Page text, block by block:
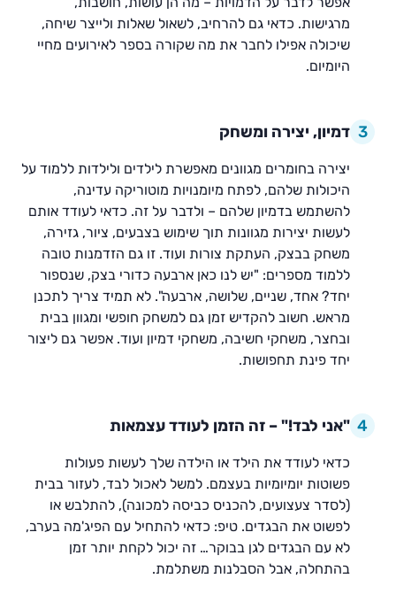
מרגישות. כדאי גם להרחיב, לשאול שאלות ולייצר שיחה,
שיכולה אפילו לחבר את מה שקורה בספר לאירועים מחיי
היומיום.
3 דמיון, יצירה ומשחק
יצירה בחומרים מגוונים מאפשרת לילדים ולילדות ללמוד על
היכולות שלהם, לפתח מיומנויות מוטוריקה עדינה,
להשתמש בדמיון שלהם – ולדבר על זה. כדאי לעודד אותם
לעשות יצירות מגוונות תוך שימוש בצבעים, ציור, גזירה,
משחק בבצק, העתקת צורות ועוד. זו גם הזדמנות טובה
ללמוד מספרים: "יש לנו כאן ארבעה כדורי בצק, שנספור
יחד? אחד, שניים, שלושה, ארבעה". לא תמיד צריך לתכנן
מראש. חשוב להקדיש זמן גם למשחק חופשי ומגוון בבית
ובחצר, משחקי חשיבה, משחקי דמיון ועוד. אפשר גם ליצור
יחד פינת תחפושות.
4 "אני לבד!" – זה הזמן לעודד עצמאות
כדאי לעודד את הילד או הילדה שלך לעשות פעולות
פשוטות יומיומיות בעצמם. למשל לאכול לבד, לעזור בבית
(לסדר צעצועים, להכניס כביסה למכונה), להתלבש או
לפשוט את הבגדים. טיפ: כדאי להתחיל עם הפיג'מה בערב,
לא עם הבגדים לגן בבוקר… זה יכול לקחת יותר זמן
בהתחלה, אבל הסבלנות משתלמת.